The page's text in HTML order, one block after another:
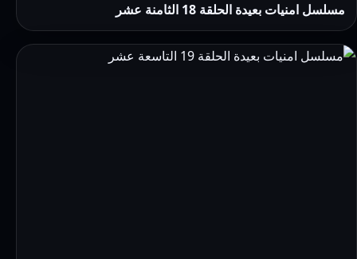
مسلسل امنيات بعيدة الحلقة 18 الثامنة عشر